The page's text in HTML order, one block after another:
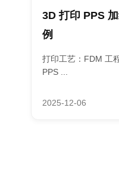
3D 打印 PPS
例
打印工艺：FDM 工
PPS ...
2025-12-06